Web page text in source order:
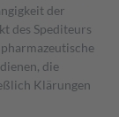
der
des Spediteurs
die
Klärungen